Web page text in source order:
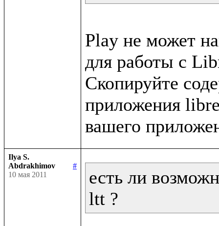
Play не может
для работы с
Скопируйте
приложения
Ilya S.
Abdrakhimov
#
10 мая 2011
есть ли
ltt ?